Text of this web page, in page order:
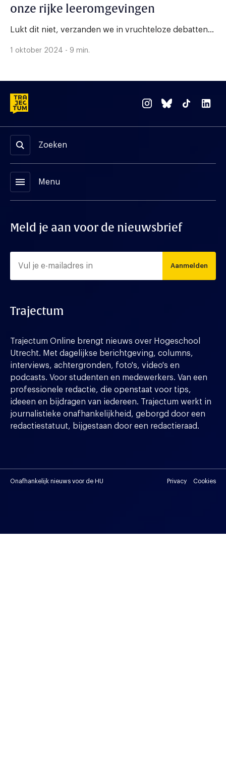
onze rijke leeromgevingen
Lukt dit niet, verzanden we in vruchteloze debatten...
1 oktober 2024 - 9 min.
Zoeken
menu Menu
Meld je aan voor de nieuwsbrief
Aanmelden
Trajectum
Trajectum Online brengt nieuws over Hogeschool
Utrecht. Met dagelijkse berichtgeving, columns,
interviews, achtergronden, foto's, video's en
podcasts. Voor studenten en medewerkers. Van een
professionele redactie, die openstaat voor tips,
ideeen en bijdragen van iedereen. Trajectum werkt in
journalistieke onafhankelijkheid, geborgd door een
redactiestatuut, bijgestaan door een redactieraad.
Onafhankelijk nieuws voor de HU Privacy Cookies